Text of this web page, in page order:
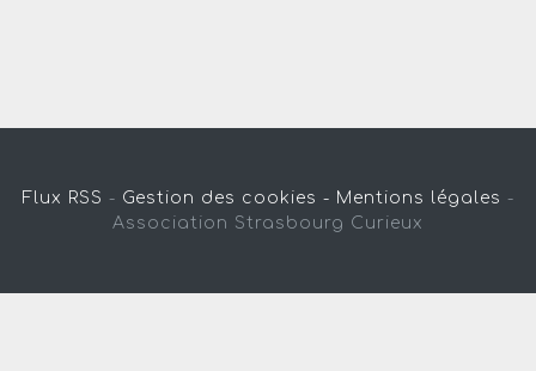
Flux RSS - Gestion des cookies - Mentions légales -
Association Strasbourg Curieux